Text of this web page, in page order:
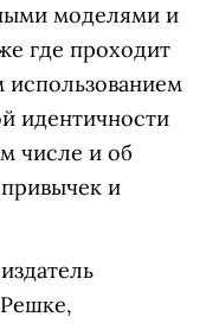
моделями и
где проходит
идентичности
числе и об
и